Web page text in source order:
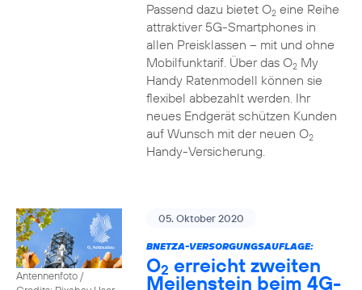
Passend dazu bietet O2eine Reihe
attraktiver 5G-Smartphones in
allen Preisklassen – mit und ohne
Mobilfunktarif. Über das O2My
Handy Ratenmodell können sie
flexibel abbezahlt werden. Ihr
neues Endgerät schützen Kunden
auf Wunsch mit der neuen O2
Handy-Versicherung.
Antennenfoto /
05. Oktober 2020
BNETZA-VERSORGUNGSAUFLAGE:
O2 erreicht zweiten
Meilenstein beim 4G-